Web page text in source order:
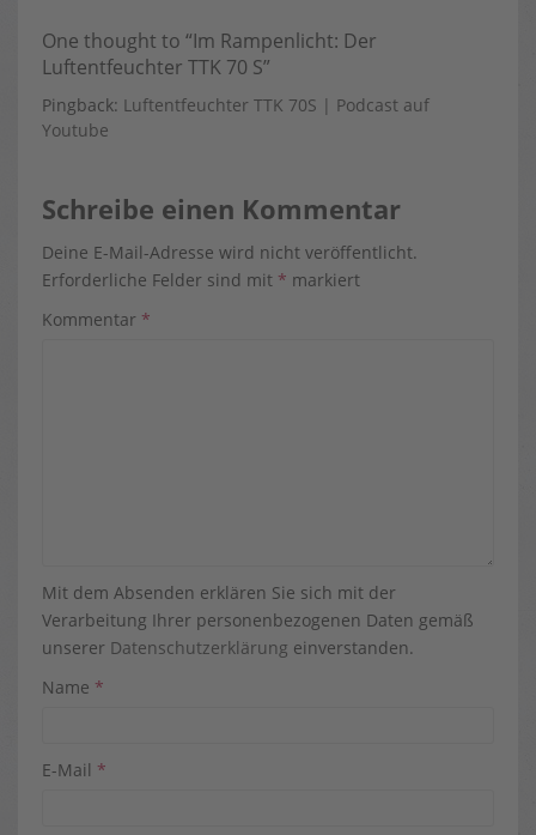
One thought to “Im Rampenlicht: Der
Luftentfeuchter TTK 70 S”
Pingback: Luftentfeuchter TTK 70S | Podcast auf
Youtube
Schreibe einen Kommentar
Deine E-Mail-Adresse wird nicht veröffentlicht.
Erforderliche Felder sind mit * markiert
Kommentar *
Mit dem Absenden erklären Sie sich mit der
Verarbeitung Ihrer personenbezogenen Daten gemäß
unserer Datenschutzerklärung einverstanden.
Name *
E-Mail *